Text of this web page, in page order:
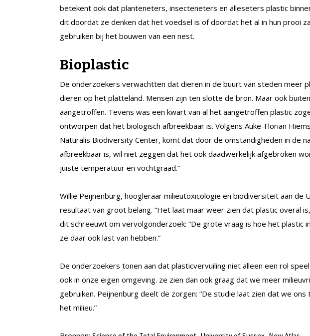
betekent ook dat planteneters, insecteneters en alleseters plastic
dit doordat ze denken dat het voedsel is of doordat het al in hun prooi
gebruiken bij het bouwen van een nest.
Bioplastic
De onderzoekers verwachtten dat dieren in de buurt van steden meer
dieren op het platteland. Mensen zijn ten slotte de bron. Maar ook
aangetroffen. Tevens was een kwart van al het aangetroffen plastic
ontworpen dat het biologisch afbreekbaar is. Volgens Auke-Florian
Naturalis Biodiversity Center, komt dat door de omstandigheden in de
afbreekbaar is, wil niet zeggen dat het ook daadwerkelijk afgebroken
juiste temperatuur en vochtgraad.”
Willie Peijnenburg, hoogleraar milieutoxicologie en biodiversiteit aan de
resultaat van groot belang. “Het laat maar weer zien dat plastic overal
dit schreeuwt om vervolgonderzoek: “De grote vraag is hoe het plastic
ze daar ook last van hebben.”
De onderzoekers tonen aan dat plasticvervuiling niet alleen een rol
ook in onze eigen omgeving. ze zien dan ook graag dat we meer
gebruiken. Peijnenburg deelt de zorgen: “De studie laat zien dat we
het milieu.”